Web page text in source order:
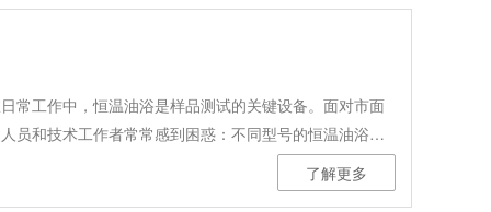
常工作中，恒温油浴是样品测试的关键设备。面对市面
员和技术工作者常常感到困惑：不同型号的恒温油浴究
择合适的设备？今天，我们就来系统性地解析恒温油浴
了解更多